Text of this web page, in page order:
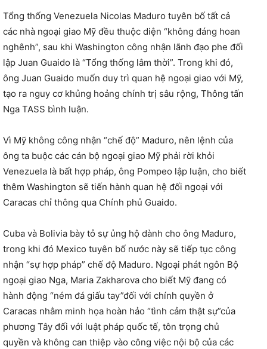
Tổng thống Venezuela Nicolas Maduro tuyên bố tất cả
các nhà ngoại giao Mỹ đều thuộc diện “không đáng hoan
nghênh”, sau khi Washington công nhận lãnh đạo phe đối
lập Juan Guaido là “Tổng thống lâm thời”. Trong khi đó,
ông Juan Guaido muốn duy trì quan hệ ngoại giao với Mỹ,
tạo ra nguy cơ khủng hoảng chính trị sâu rộng, Thông tấn
Nga TASS bình luận.
Vì Mỹ không công nhận “chế độ” Maduro, nên lệnh của
ông ta buộc các cán bộ ngoại giao Mỹ phải rời khỏi
Venezuela là bất hợp pháp, ông Pompeo lập luận, cho biết
thêm Washington sẽ tiến hành quan hệ đối ngoại với
Caracas chỉ thông qua Chính phủ Guaido.
Cuba và Bolivia bày tỏ sự ủng hộ dành cho ông Maduro,
trong khi đó Mexico tuyên bố nước này sẽ tiếp tục công
nhận “sự hợp pháp” chế độ Maduro. Ngoại phát ngôn Bộ
ngoại giao Nga, Maria Zakharova cho biết Mỹ đang có
hành động “ném đá giấu tay”đối với chính quyền ở
Caracas nhằm minh họa hoàn hảo “tình cảm thật sự”của
phương Tây đối với luật pháp quốc tế, tôn trọng chủ
quyền và không can thiệp vào công việc nội bộ của các